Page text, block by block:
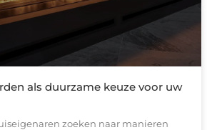
als duurzame keuze voor uw
zoeken naar manieren